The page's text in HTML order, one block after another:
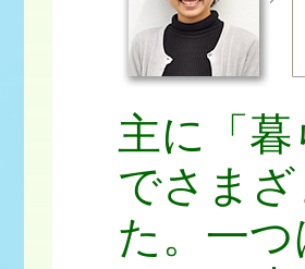
主に「
でさま
た。一